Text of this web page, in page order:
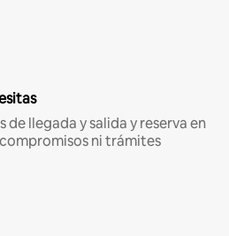
de llegada y salida y reserva en
ni trámites